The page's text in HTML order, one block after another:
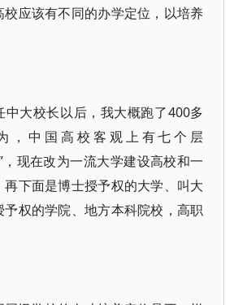
校应该有不同的办学定位，以培养
中大校长以后，我大概跑了400多
，中国高校客观上有七个层
，现在改为一流大学建设高校和一
下面是博士授予权的大学、叫大
权的学院、地方本科院校，高职